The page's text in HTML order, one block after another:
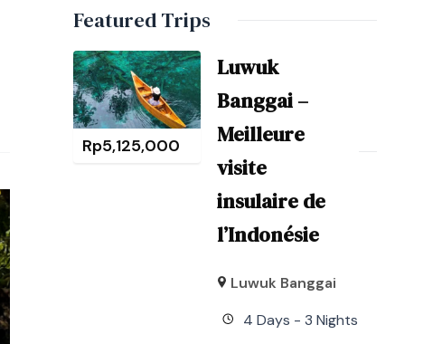
Featured Trips
Rp5,125,000
Luwuk
Banggai –
Meilleure
visite
insulaire de
l’Indonésie
Luwuk Banggai
4 Days - 3 Nights